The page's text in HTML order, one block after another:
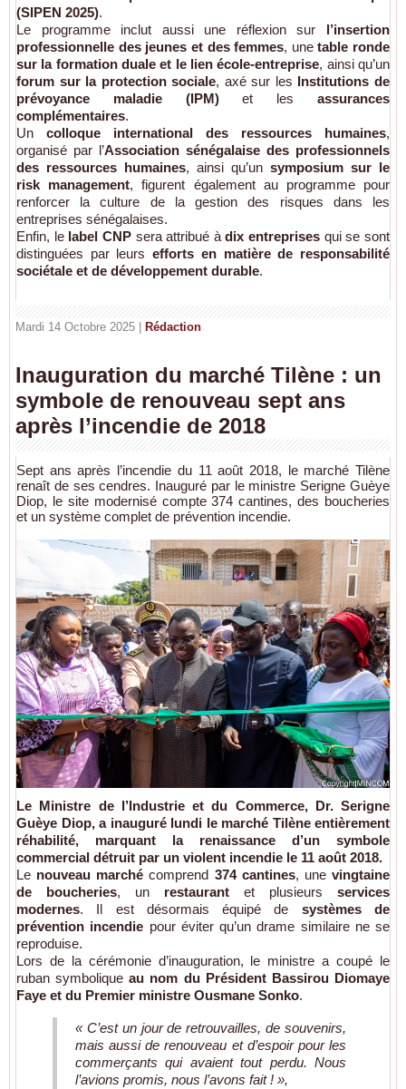
(SIPEN 2025).
Le programme inclut aussi une réflexion sur l’insertion
professionnelle des jeunes et des femmes, unetable ronde
sur la formation duale et le lien école-entreprise, ainsi qu’un
forum sur la protection sociale, axé sur les Institutions de
prévoyance maladie (IPM)et lesassurances
complémentaires.
Un colloque international des ressources humaines,
organisé par l’Association sénégalaise des professionnels
des ressources humaines, ainsi qu’un symposium sur le
risk management, figurent également au programme pour
renforcer la culture de la gestion des risques dans les
entreprises sénégalaises.
Enfin, le label CNPsera attribué àdix entreprises qui se sont
distinguées par leursefforts en matière de responsabilité
sociétale et de développement durable.
Mardi 14 Octobre 2025 | Rédaction
Inauguration du marché Tilène : un
symbole de renouveau sept ans
après l’incendie de 2018
Sept ans après l’incendie du 11 août 2018, le marché Tilène
renaît de ses cendres. Inauguré par le ministre Serigne Guèye
Diop, le site modernisé compte 374 cantines, des boucheries
et un système complet de prévention incendie.
Le Ministre de l’Industrie et du Commerce, Dr. Serigne
Guèye Diop, a inauguré lundi le marché Tilène entièrement
réhabilité, marquant la renaissance d’un symbole
commercial détruit par un violent incendie le 11 août 2018.
Le nouveau marché comprend 374 cantines, unevingtaine
de boucheries, un restaurant et plusieurs services
modernes. Il est désormais équipé de systèmes de
prévention incendie pour éviter qu’un drame similaire ne se
reproduise.
Lors de la cérémonie d’inauguration, le ministre a coupé le
ruban symboliqueau nom du Président Bassirou Diomaye
Faye et du Premier ministre Ousmane Sonko.
« C’est un jour de retrouvailles, de souvenirs,
mais aussi de renouveau et d’espoir pour les
commerçants qui avaient tout perdu. Nous
l’avions promis, nous l’avons fait ! »,